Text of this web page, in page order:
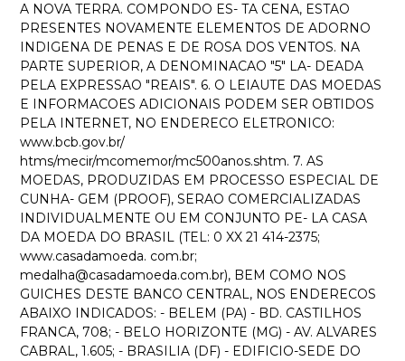
A NOVA TERRA. COMPONDO ES- TA CENA, ESTAO
PRESENTES NOVAMENTE ELEMENTOS DE ADORNO
INDIGENA DE PENAS E DE ROSA DOS VENTOS. NA
PARTE SUPERIOR, A DENOMINACAO "5" LA- DEADA
PELA EXPRESSAO "REAIS". 6. O LEIAUTE DAS MOEDAS
E INFORMACOES ADICIONAIS PODEM SER OBTIDOS
PELA INTERNET, NO ENDERECO ELETRONICO:
www.bcb.gov.br/
htms/mecir/mcomemor/mc500anos.shtm. 7. AS
MOEDAS, PRODUZIDAS EM PROCESSO ESPECIAL DE
CUNHA- GEM (PROOF), SERAO COMERCIALIZADAS
INDIVIDUALMENTE OU EM CONJUNTO PE- LA CASA
DA MOEDA DO BRASIL (TEL: 0 XX 21 414-2375;
www.casadamoeda. com.br;
medalha@casadamoeda.com.br), BEM COMO NOS
GUICHES DESTE BANCO CENTRAL, NOS ENDERECOS
ABAIXO INDICADOS: - BELEM (PA) - BD. CASTILHOS
FRANCA, 708; - BELO HORIZONTE (MG) - AV. ALVARES
CABRAL, 1.605; - BRASILIA (DF) - EDIFICIO-SEDE DO